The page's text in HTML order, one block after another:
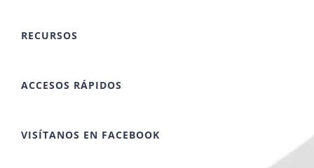
RECURSOS
ACCESOS RÁPIDOS
VISÍTANOS EN FACEBOOK